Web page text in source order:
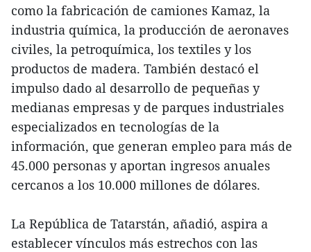
como la fabricación de camiones Kamaz, la
industria química, la producción de aeronaves
civiles, la petroquímica, los textiles y los
productos de madera. También destacó el
impulso dado al desarrollo de pequeñas y
medianas empresas y de parques industriales
especializados en tecnologías de la
información, que generan empleo para más de
45.000 personas y aportan ingresos anuales
cercanos a los 10.000 millones de dólares.
La República de Tatarstán, añadió, aspira a
establecer vínculos más estrechos con las